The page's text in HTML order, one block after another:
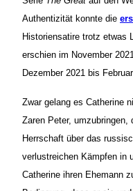
Authentizität konnte die
Historiensatire trotz etwas
erschien im November
Dezember 2021 bis
Zwar gelang es Catherine
Zaren Peter,
Herrschaft über das
verlustreichen Kämpfen in
Catherine ihren Ehemann